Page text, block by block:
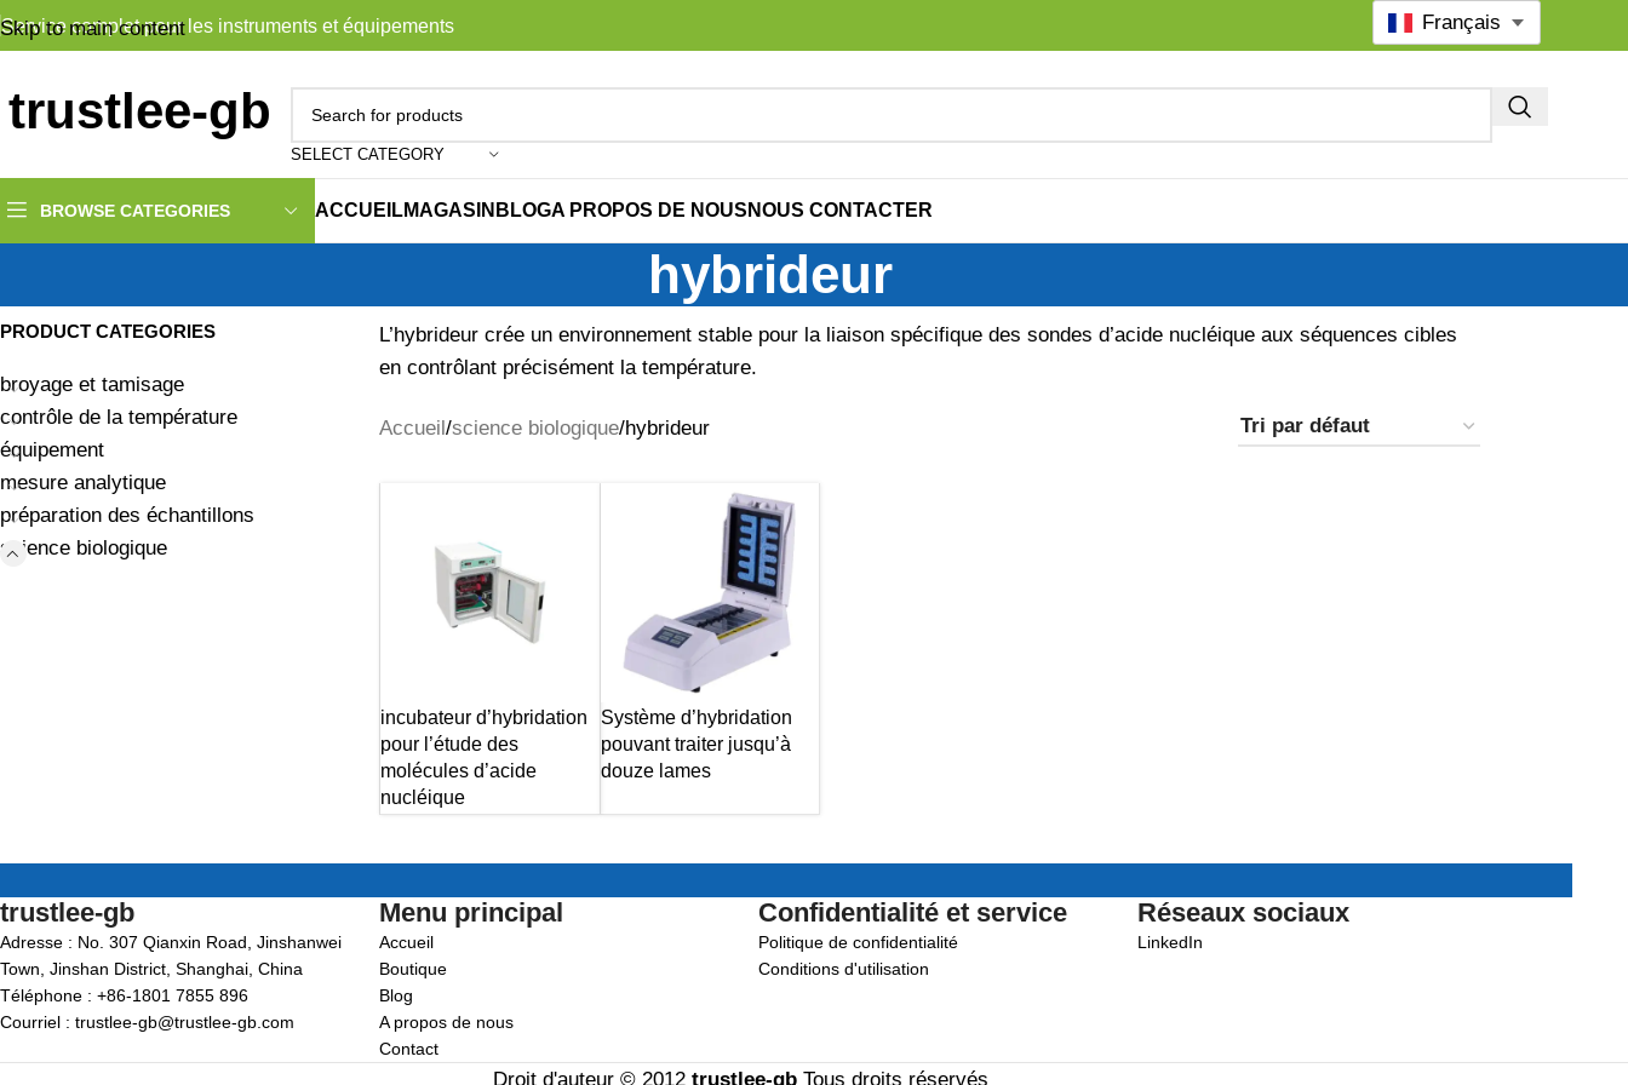
Skip to main content
Service complet pour les instruments et équipements
SELECT CATEGORY
BROWSE CATEGORIES ACCUEILMAGASIN BLOGA PROPOS DE NOUS NOUS CONTACTER
Français
hybrideur
PRODUCT CATEGORIES
broyage et tamisage
contrôle de la température
équipement
mesure analytique
préparation des échantillons
science biologique
L’hybrideur crée un environnement stable pour la liaison spécifique des sondes d’acide nucléique aux séquences cibles
en contrôlant précisément la température.
Accueil science biologique hybrideur
incubateur d’hybridation
pour l’étude des
molécules d’acide
nucléique
Système d’hybridation
pouvant traiter jusqu’à
douze lames
trustlee-gb
Adresse : No. 307 Qianxin Road, Jinshanwei
Town, Jinshan District, Shanghai, China
Téléphone : +86-1801 7855 896
Courriel : trustlee-gb@trustlee-gb.com
Menu principal
Accueil
Boutique
Blog
A propos de nous
Contact
Confidentialité et service
Politique de confidentialité
Conditions d'utilisation
Réseaux sociaux
LinkedIn
Droit d'auteur © 2012 trustlee-gbTous droits réservés